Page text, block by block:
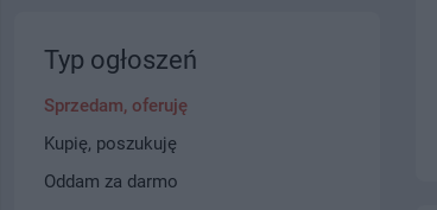
Typ ogłoszeń
Sprzedam, oferuję
Kupię, poszukuję
Oddam za darmo